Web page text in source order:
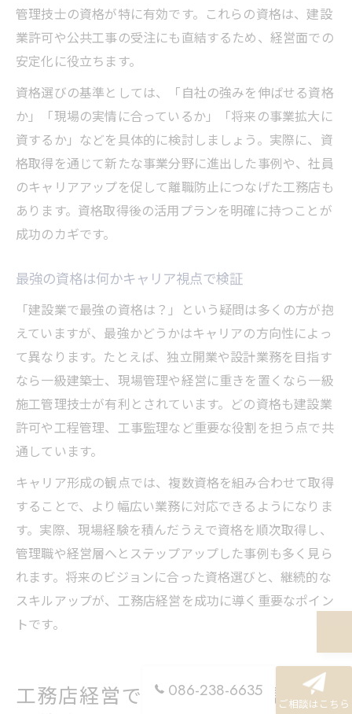
管理技士の資格が特に有効です。これらの資格は、建設
業許可や公共工事の受注にも直結するため、経営面での
安定化に役立ちます。
資格選びの基準としては、「自社の強みを伸ばせる資格
か」「現場の実情に合っているか」「将来の事業拡大に
資するか」などを具体的に検討しましょう。実際に、資
格取得を通じて新たな事業分野に進出した事例や、社員
のキャリアアップを促して離職防止につなげた工務店も
あります。資格取得後の活用プランを明確に持つことが
成功のカギです。
最強の資格は何かキャリア視点で検証
「建設業で最強の資格は？」という疑問は多くの方が抱
えていますが、最強かどうかはキャリアの方向性によっ
て異なります。たとえば、独立開業や設計業務を目指す
なら一級建築士、現場管理や経営に重きを置くなら一級
施工管理技士が有利とされています。どの資格も建設業
許可や工程管理、工事監理など重要な役割を担う点で共
通しています。
キャリア形成の観点では、複数資格を組み合わせて取得
することで、より幅広い業務に対応できるようになりま
す。実際、現場経験を積んだうえで資格を順次取得し、
管理職や経営層へとステップアップした事例も多く見ら
れます。将来のビジョンに合った資格選びと、継続的な
スキルアップが、工務店経営を成功に導く重要なポイン
トです。
工務店経営で求められる知識と成
086-238-6635
ご相談はこちら